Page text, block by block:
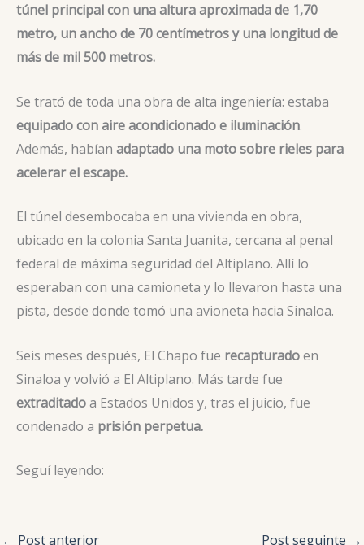
túnel principal con una altura aproximada de 1,70
metro, un ancho de 70 centímetros y una longitud de
más de mil 500 metros.
Se trató de toda una obra de alta ingeniería: estaba
equipado con aire acondicionado e iluminación.
Además, habían adaptado una moto sobre rieles para
acelerar el escape.
El túnel desembocaba en una vivienda en obra,
ubicado en la colonia Santa Juanita, cercana al penal
federal de máxima seguridad del Altiplano. Allí lo
esperaban con una camioneta y lo llevaron hasta una
pista, desde donde tomó una avioneta hacia Sinaloa.
Seis meses después, El Chapo fue recapturadoen
Sinaloa y volvió a El Altiplano. Más tarde fue
extraditadoa Estados Unidos y, tras el juicio, fue
condenado a prisión perpetua.
Seguí leyendo:
← Post anterior Post seguinte →